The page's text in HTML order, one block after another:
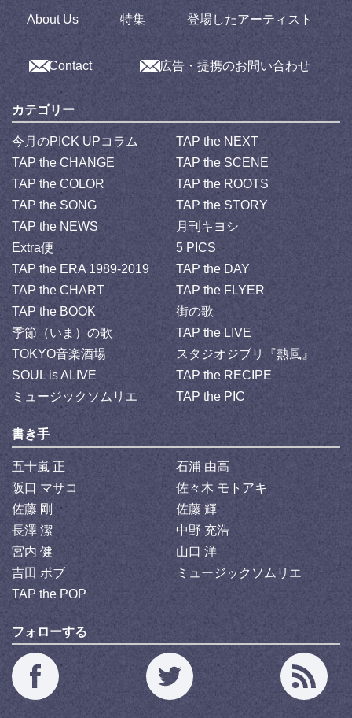
About Us 特集 登場したアーティスト
Contact 広告・提携のお問い合わせ
カテゴリー
今月のPICK UPコラム
TAP the NEXT
TAP the CHANGE
TAP the SCENE
TAP the COLOR
TAP the ROOTS
TAP the SONG
TAP the STORY
TAP the NEWS
月刊キヨシ
Extra便
5 PICS
TAP the ERA 1989-2019
TAP the DAY
TAP the CHART
TAP the FLYER
TAP the BOOK
街の歌
季節（いま）の歌
TAP the LIVE
TOKYO音楽酒場
スタジオジブリ『熱風』
SOUL is ALIVE
TAP the RECIPE
ミュージックソムリエ
TAP the PIC
書き手
五十嵐 正
石浦 由高
阪口 マサコ
佐々木 モトアキ
佐藤 剛
佐藤 輝
長澤 潔
中野 充浩
宮内 健
山口 洋
吉田 ボブ
ミュージックソムリエ
TAP the POP
フォローする